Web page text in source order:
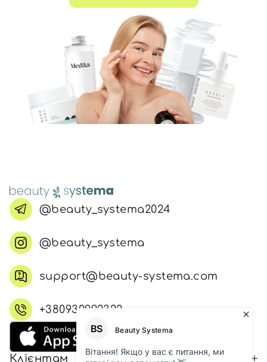
@beauty_systema2024
@beauty_systema
support@beauty-systema.com
+380930992322
Клієнтам